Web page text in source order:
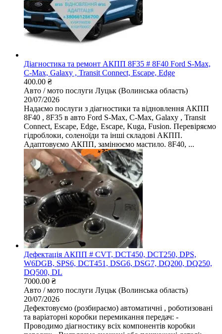
Діагностика та ремонт АКПП 8F35 # 8F40 Ford S-Max,
C-Max, Galaxy , Transit Connect, Escape, Edge
400.00 ₴
Авто / мото послуги Луцьк (Волинська область)
20/07/2026
Надаємо послуги з діагностики та відновлення АКПП
8F40 , 8F35 в авто Ford S-Max, C-Max, Galaxy , Transit
Connect, Escape, Edge, Escape, Kuga, Fusion. Перевіряємо
гідроблоки, соленоїди та інші складові АКПП.
Адаптовуємо АКПП, замінюємо мастило. 8F40, ...
Дефектація АКПП # CVT, DCT450, DCT250, DPS,
W6DGB, SPS6, DCT451, DSG6, DSG7, DQ200, DQ250,
DQ500, DL
7000.00 ₴
Авто / мото послуги Луцьк (Волинська область)
20/07/2026
Дефектовуємо (розбираємо) автоматичні , роботизовані
та варіаторні коробки перемикання передач: -
Проводимо діагностику всіх компонентів коробки